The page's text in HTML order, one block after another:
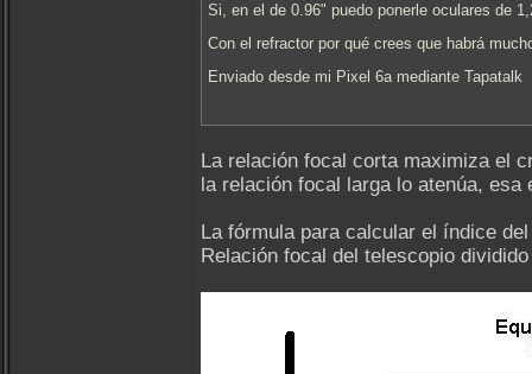
Si, en el de 0.96" puedo ponerle oculares de
Con el refractor por qué crees que habrá
Enviado desde mi Pixel 6a mediante Tapatalk
La relación focal corta maximiza el
la relación focal larga lo atenúa,
La fórmula para calcular el índice
Relación focal del telescopio